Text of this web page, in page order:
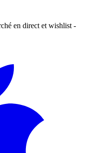
en direct et wishlist -